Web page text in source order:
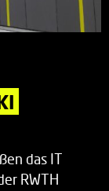
das IT
RWTH